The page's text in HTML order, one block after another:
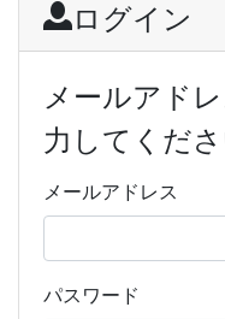
ログイン
メールアド
力してくださ
メールアドレス
パスワード